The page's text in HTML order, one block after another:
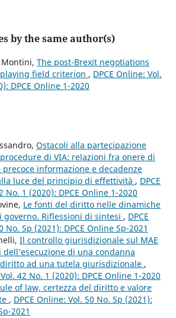
by the same author(s)
The post-Brexit negotiations
field criterion , DPCE Online: Vol.
DPCE Online 1-2020
Ostacoli alla partecipazione
di VIA: relazioni fra onere di
informazione e decadenze
luce del principio di effettività , DPCE
No. 1 (2020): DPCE Online 1-2020
Le fonti del diritto nelle dinamiche
governo. Riflessioni di sintesi , DPCE
No. Sp (2021): DPCE Online Sp-2021
Il controllo giurisdizionale sul MAE
di una condanna
ad una tutela giurisdizionale ,
42 No. 1 (2020): DPCE Online 1-2020
of law, certezza del diritto e valore
, DPCE Online: Vol. 50 No. Sp (2021):
2021